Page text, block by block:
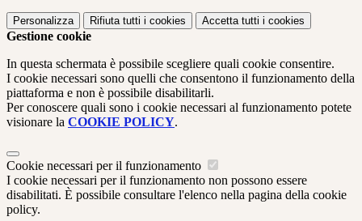
Personalizza Rifiuta tutti i cookies Accetta tutti i cookies
Gestione cookie
In questa schermata è possibile scegliere quali cookie consentire.
I cookie necessari sono quelli che consentono il funzionamento della
piattaforma e non è possibile disabilitarli.
Per conoscere quali sono i cookie necessari al funzionamento potete
visionare la COOKIE POLICY.
Cookie necessari per il funzionamento
I cookie necessari per il funzionamento non possono essere
disabilitati. È possibile consultare l'elenco nella pagina della cookie
policy.